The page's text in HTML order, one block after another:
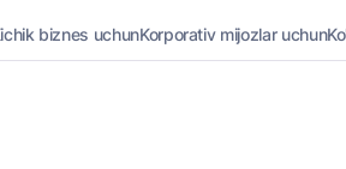
bank
(Milliy)
biznes uchunKorporativ mijozlar uchun